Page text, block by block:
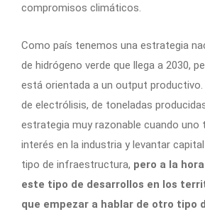
compromisos climáticos.
Como país tenemos una estrategia
de hidrógeno verde que llega a 2030,
está orientada a un output productivo.
de electrólisis, de toneladas
estrategia muy razonable cuando uno
interés en la industria y levantar
tipo de infraestructura, pero a la
este tipo de desarrollos en los
que empezar a hablar de otro tipo